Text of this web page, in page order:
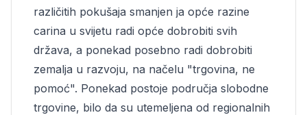
različitih pokušaja smanjen ja opće razine
carina u svijetu radi opće dobrobiti svih
država, a ponekad posebno radi dobrobiti
zemalja u razvoju, na načelu "trgovina, ne
pomoć". Ponekad postoje područja slobodne
trgovine, bilo da su utemeljena od regionalnih